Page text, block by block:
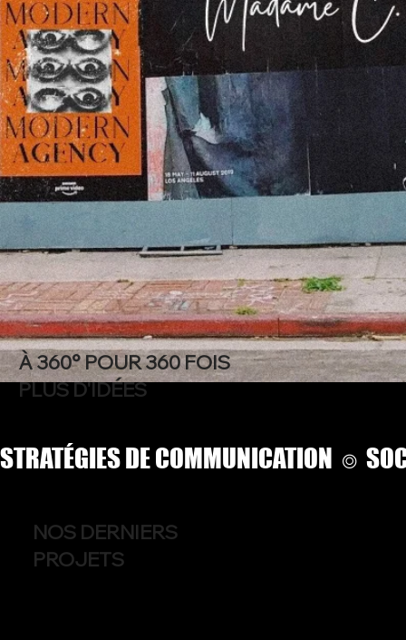
STRATÉGIES DE COMMUNICATION  ⌾
À 360° POUR 360 FOIS
PLUS D'IDÉES
NOS DERNIERS
PROJETS